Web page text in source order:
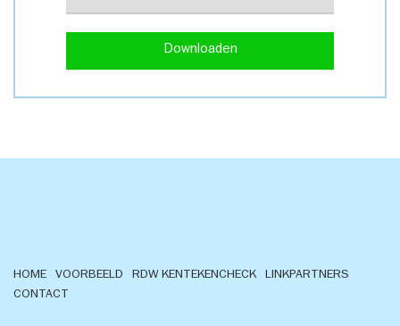
Downloaden
HOME VOORBEELD RDW KENTEKENCHECK
LINKPARTNERS
CONTACT